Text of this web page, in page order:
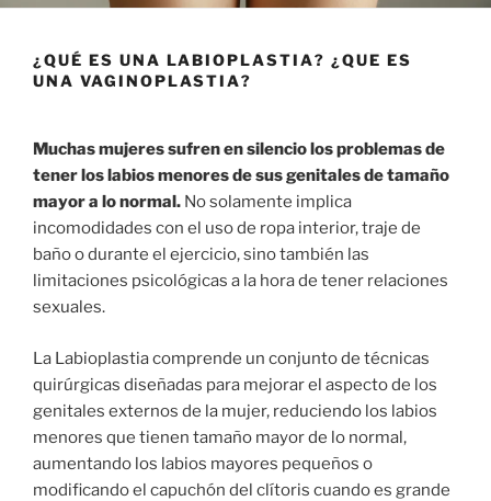
¿QUÉ ES UNA LABIOPLASTIA? ¿QUE ES
UNA VAGINOPLASTIA?
Muchas mujeres sufren en silencio los problemas de
tener los labios menores de sus genitales de tamaño
mayor a lo normal. No solamente implica
incomodidades con el uso de ropa interior, traje de
baño o durante el ejercicio, sino también las
limitaciones psicológicas a la hora de tener relaciones
sexuales.
La Labioplastia comprende un conjunto de técnicas
quirúrgicas diseñadas para mejorar el aspecto de los
genitales externos de la mujer, reduciendo los labios
menores que tienen tamaño mayor de lo normal,
aumentando los labios mayores pequeños o
modificando el capuchón del clítoris cuando es grande